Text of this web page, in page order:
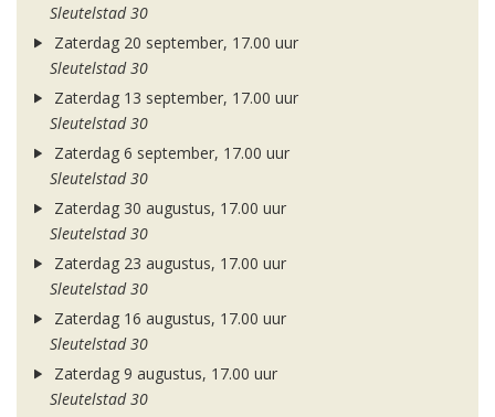
Sleutelstad 30
Zaterdag 20 september, 17.00 uur
Sleutelstad 30
Zaterdag 13 september, 17.00 uur
Sleutelstad 30
Zaterdag 6 september, 17.00 uur
Sleutelstad 30
Zaterdag 30 augustus, 17.00 uur
Sleutelstad 30
Zaterdag 23 augustus, 17.00 uur
Sleutelstad 30
Zaterdag 16 augustus, 17.00 uur
Sleutelstad 30
Zaterdag 9 augustus, 17.00 uur
Sleutelstad 30